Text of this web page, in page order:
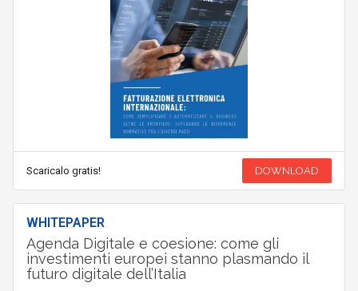
Scaricalo gratis! DOWNLOAD
WHITEPAPER
Agenda Digitale e coesione: come gli
investimenti europei stanno plasmando il
futuro digitale dell’Italia